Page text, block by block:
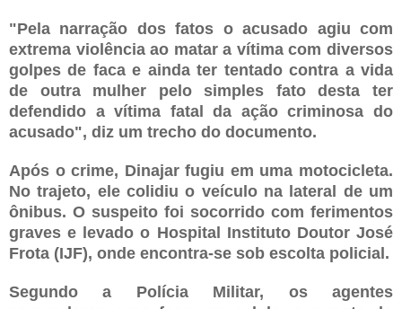
"Pela narração dos fatos o acusado agiu com
extrema violência ao matar a vítima com diversos
golpes de faca e ainda ter tentado contra a vida
de outra mulher pelo simples fato desta ter
defendido a vítima fatal da ação criminosa do
acusado", diz um trecho do documento.
Após o crime, Dinajar fugiu em uma motocicleta.
No trajeto, ele colidiu o veículo na lateral de um
ônibus. O suspeito foi socorrido com ferimentos
graves e levado o Hospital Instituto Doutor José
Frota (IJF), onde encontra-se sob escolta policial.
Segundo a Polícia Militar, os agentes